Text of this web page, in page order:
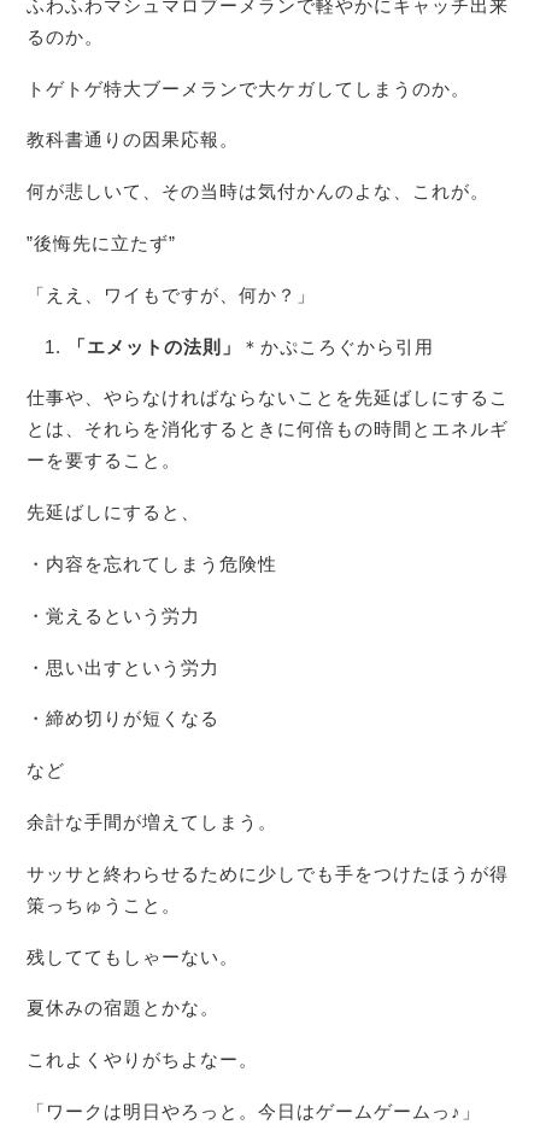
ふわふわマシュマロブーメランで軽やかにキャッチ出来
るのか。
トゲトゲ特大ブーメランで大ケガしてしまうのか。
教科書通りの因果応報。
何が悲しいて、その当時は気付かんのよな、これが。
”後悔先に立たず”
「ええ、ワイもですが、何か？」
「エメットの法則」 ＊かぷころぐから引用
仕事や、やらなければならないことを先延ばしにするこ
とは、それらを消化するときに何倍もの時間とエネルギ
ーを要すること。
先延ばしにすると、
・内容を忘れてしまう危険性
・覚えるという労力
・思い出すという労力
・締め切りが短くなる
など
余計な手間が増えてしまう。
サッサと終わらせるために少しでも手をつけたほうが得
策っちゅうこと。
残しててもしゃーない。
夏休みの宿題とかな。
これよくやりがちよなー。
「ワークは明日やろっと。今日はゲームゲームっ♪」